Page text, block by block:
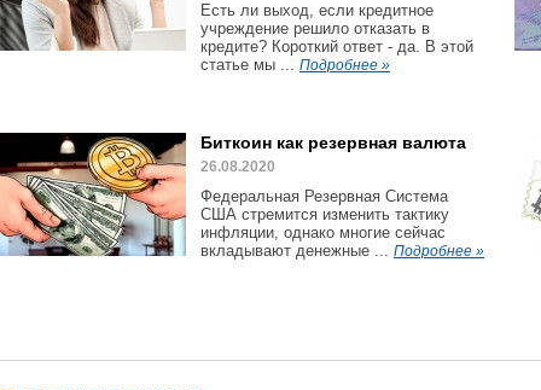
Есть ли выход, если кредитное
учреждение решило отказать в
кредите? Короткий ответ - да. В этой
статье мы ... Подробнее »
Биткоин как резервная валюта
26.08.2020
Федеральная Резервная Система
США стремится изменить тактику
инфляции, однако многие сейчас
вкладывают денежные ... Подробнее »